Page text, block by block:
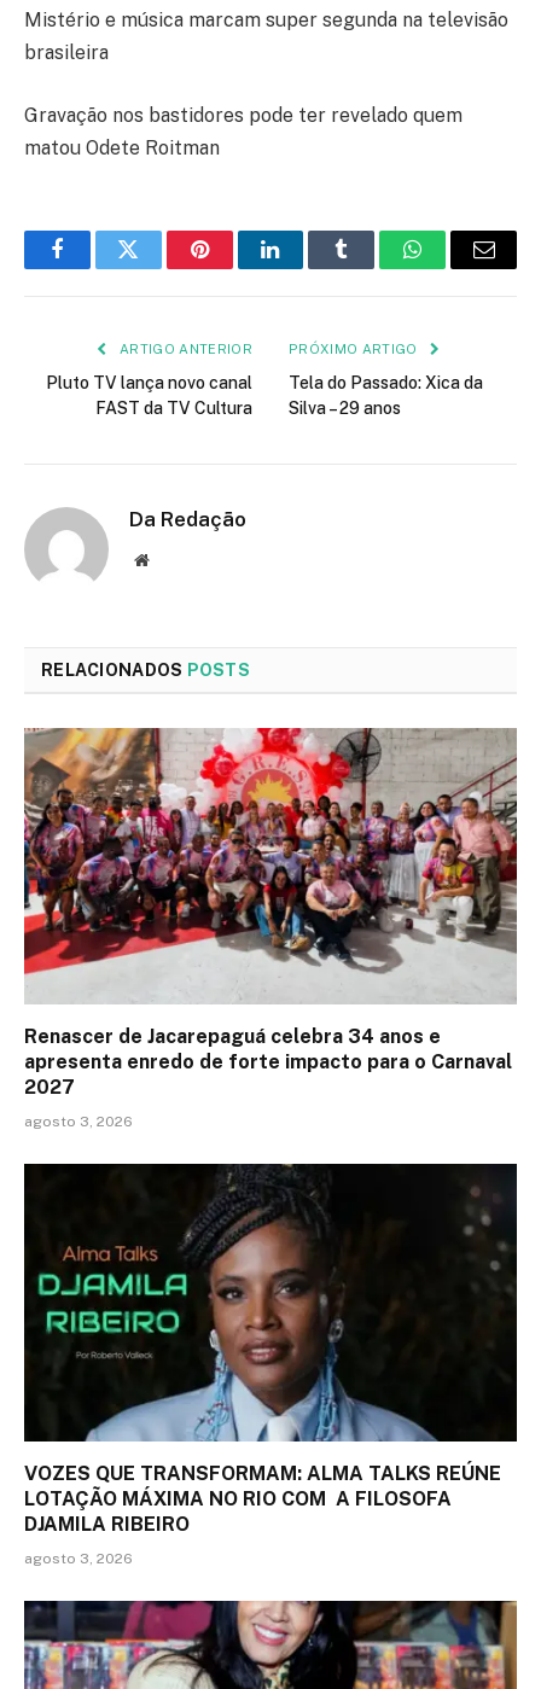
Mistério e música marcam super segunda na televisão
brasileira
Gravação nos bastidores pode ter revelado quem
matou Odete Roitman
FacebookTwitter PinterestLinkedInTumblr WhatsApp
E-
ARTIGO ANTERIOR
Pluto TV lança novo canal
FAST da TV Cultura
PRÓXIMO ARTIGO
Tela do Passado: Xica da
Silva – 29 anos
Da Redação
Site
RELACIONADOS POSTS
Renascer de Jacarepaguá celebra 34 anos e
apresenta enredo de forte impacto para o Carnaval
2027
agosto 3, 2026
VOZES QUE TRANSFORMAM: ALMA TALKS REÚNE
LOTAÇÃO MÁXIMA NO RIO COM A FILOSOFA
DJAMILA RIBEIRO
agosto 3, 2026